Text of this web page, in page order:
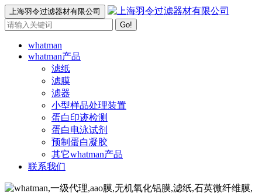
上海羽令过滤器材有限公司
Go!
whatman
whatman产品
滤纸
滤膜
滤器
小型样品处理装置
蛋白印迹检测
蛋白电泳试剂
预制蛋白凝胶
其它whatman产品
联系我们